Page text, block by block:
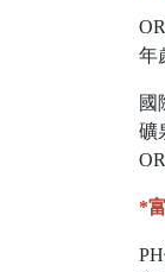
年
國
礦
*